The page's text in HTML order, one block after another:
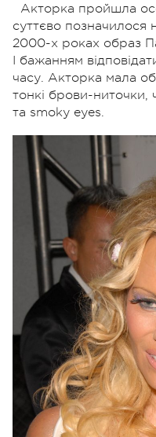
Акторка пройшла
суттєво позначилося
2000-х роках образ
І бажанням
часу. Акторка мала
тонкі брови-ниточки,
та smoky eyes.